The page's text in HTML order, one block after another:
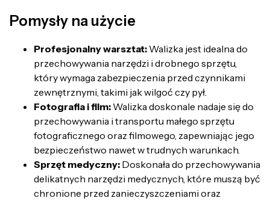
Pomysły na użycie
Profesjonalny warsztat: Walizka jest idealna do
przechowywania narzędzi i drobnego sprzętu,
który wymaga zabezpieczenia przed czynnikami
zewnętrznymi, takimi jak wilgoć czy pył.
Fotografia i film: Walizka doskonale nadaje się do
przechowywania i transportu małego sprzętu
fotograficznego oraz filmowego, zapewniając jego
bezpieczeństwo nawet w trudnych warunkach.
Sprzęt medyczny: Doskonała do przechowywania
delikatnych narzędzi medycznych, które muszą być
chronione przed zanieczyszczeniami oraz